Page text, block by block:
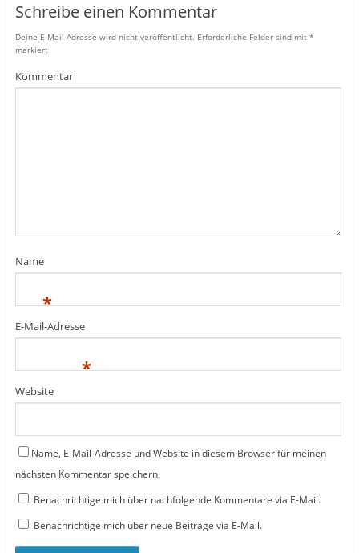
Schreibe einen Kommentar
Deine E-Mail-Adresse wird nicht veröffentlicht. Erforderliche Felder sind mit *
markiert
Kommentar
Name
*
E-Mail-Adresse
*
Website
Name, E-Mail-Adresse und Website in diesem Browser für meinen
nächsten Kommentar speichern.
Benachrichtige mich über nachfolgende Kommentare via E-Mail.
Benachrichtige mich über neue Beiträge via E-Mail.